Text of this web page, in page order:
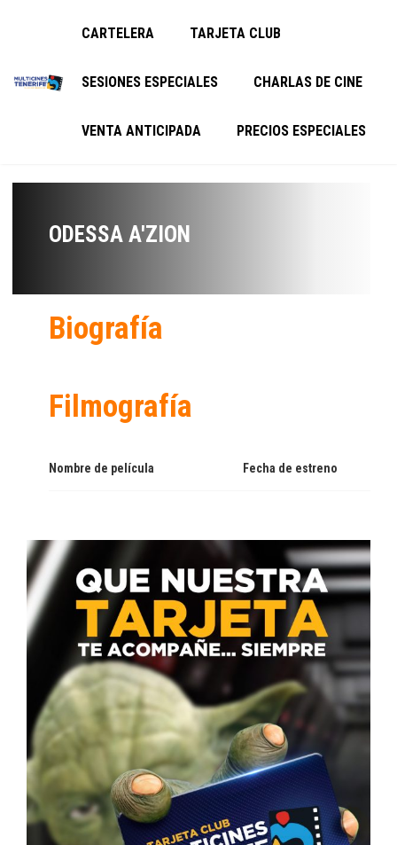
CARTELERA TARJETA CLUB
SESIONES ESPECIALES CHARLAS DE CINE
VENTA ANTICIPADA PRECIOS ESPECIALES
ODESSA A'ZION
Biografía
Filmografía
Nombre de película Fecha de estreno